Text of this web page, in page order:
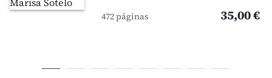
472 páginas 35,00 €